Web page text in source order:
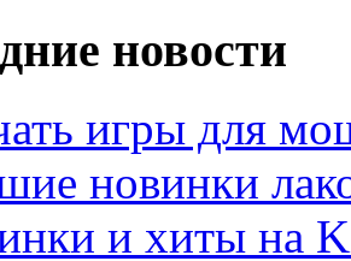
новости
игры для
новинки
и хиты на